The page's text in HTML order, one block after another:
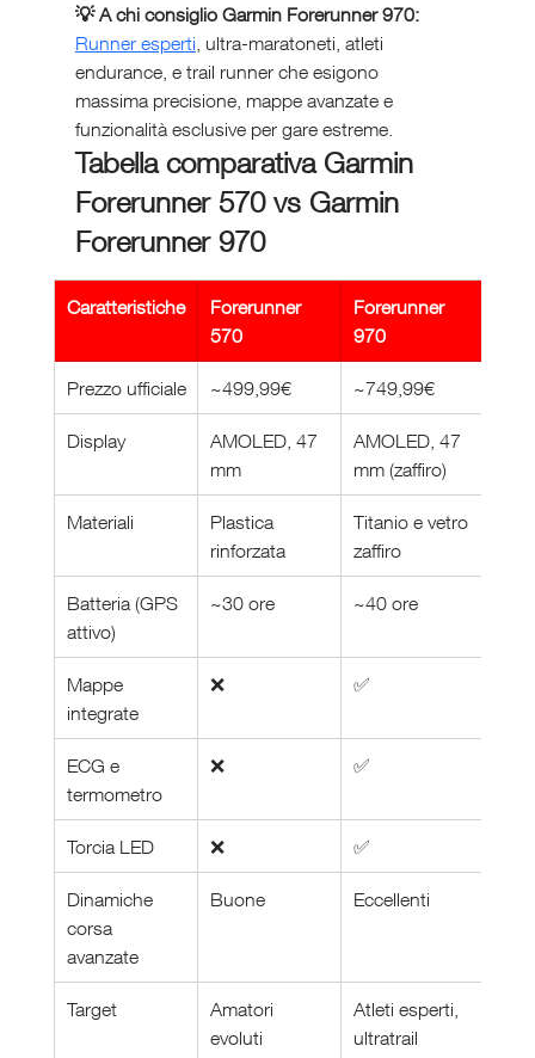
💡 A chi consiglio Garmin Forerunner 970:
Runner esperti , ultra-maratoneti, atleti
endurance, e trail runner che esigono
massima precisione, mappe avanzate e
funzionalità esclusive per gare estreme.
Tabella comparativa Garmin
Forerunner 570 vs Garmin
Forerunner 970
Caratteristiche
Forerunner
570
Forerunner
970
Prezzo ufficiale ~499,99€ ~749,99€
Display
AMOLED, 47
mm
AMOLED, 47
mm (zaffiro)
Materiali
Plastica
rinforzata
Titanio e vetro
zaffiro
Batteria (GPS
attivo)
~30 ore ~40 ore
Mappe
integrate
❌ ✅
ECG e
termometro
❌ ✅
Torcia LED ❌ ✅
Dinamiche
corsa
avanzate
Buone Eccellenti
Target
Amatori
evoluti
Atleti esperti,
ultratrail